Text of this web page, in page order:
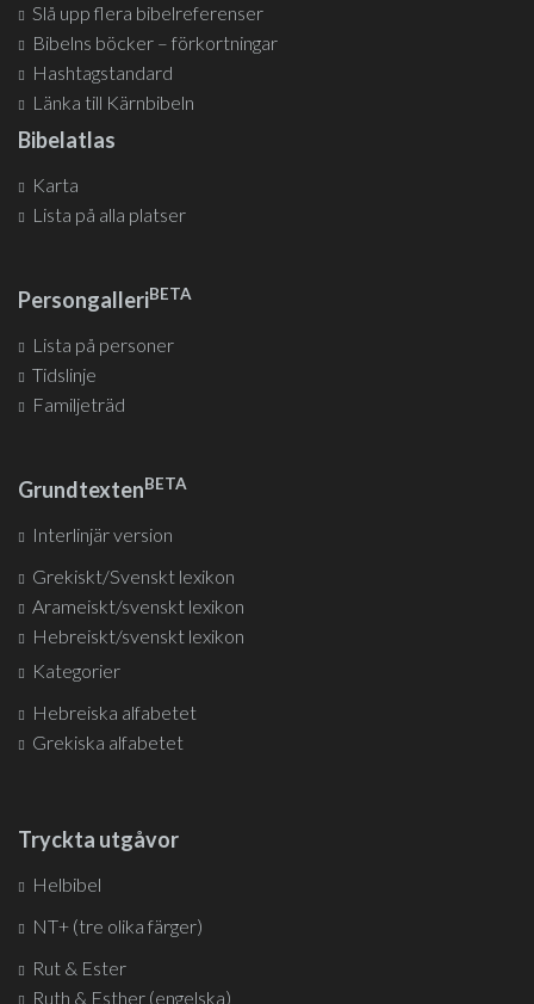
Slå upp flera bibelreferenser
Bibelns böcker – förkortningar
Hashtagstandard
Länka till Kärnbibeln
Bibelatlas
Karta
Lista på alla platser
PersongalleriBETA
Lista på personer
Tidslinje
Familjeträd
GrundtextenBETA
Interlinjär version
Grekiskt/Svenskt lexikon
Arameiskt/svenskt lexikon
Hebreiskt/svenskt lexikon
Kategorier
Hebreiska alfabetet
Grekiska alfabetet
Tryckta utgåvor
Helbibel
NT+ (tre olika färger)
Rut & Ester
Ruth & Esther (engelska)